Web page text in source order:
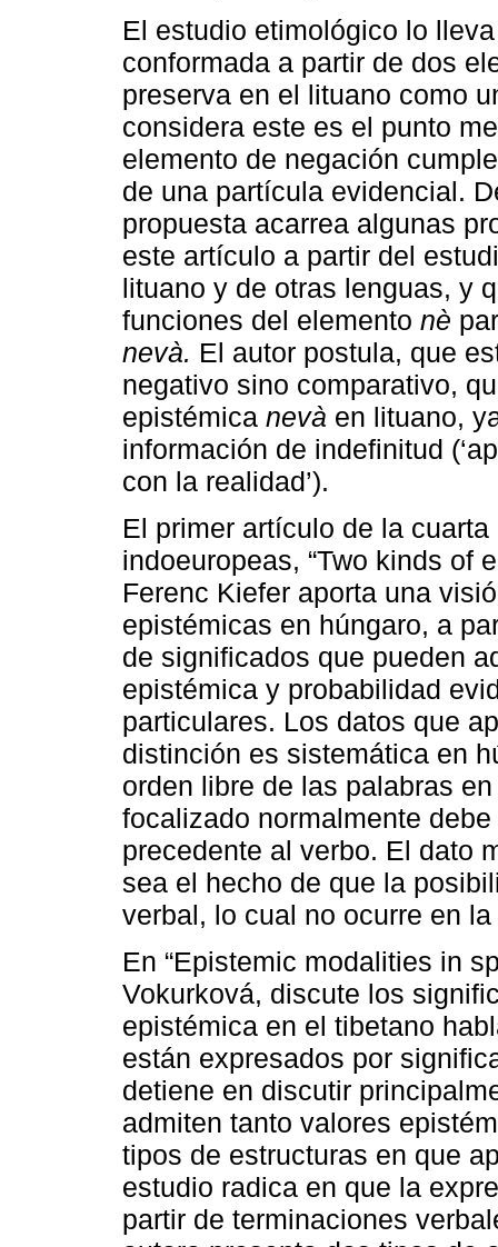
El estudio etimológico lo
conformada a partir de dos
preserva en el lituano como
considera este es el punto
elemento de negación
de una partícula evidencial.
propuesta acarrea algunas
este artículo a partir del
lituano y de otras lenguas, y
funciones del elemento nè
nevà. El autor postula, que
negativo sino comparativo,
epistémica nevà en lituano,
información de indefinitud
con la realidad’).
El primer artículo de la
indoeuropeas, “Two kinds of
Ferenc Kiefer aporta una
epistémicas en húngaro, a
de significados que pueden
epistémica y probabilidad
particulares. Los datos que
distinción es sistemática en
orden libre de las palabras
focalizado normalmente
precedente al verbo. El dato
sea el hecho de que la
verbal, lo cual no ocurre en
En “Epistemic modalities in
Vokurková, discute los
epistémica en el tibetano
están expresados por
detiene en discutir
admiten tanto valores
tipos de estructuras en que
estudio radica en que la
partir de terminaciones